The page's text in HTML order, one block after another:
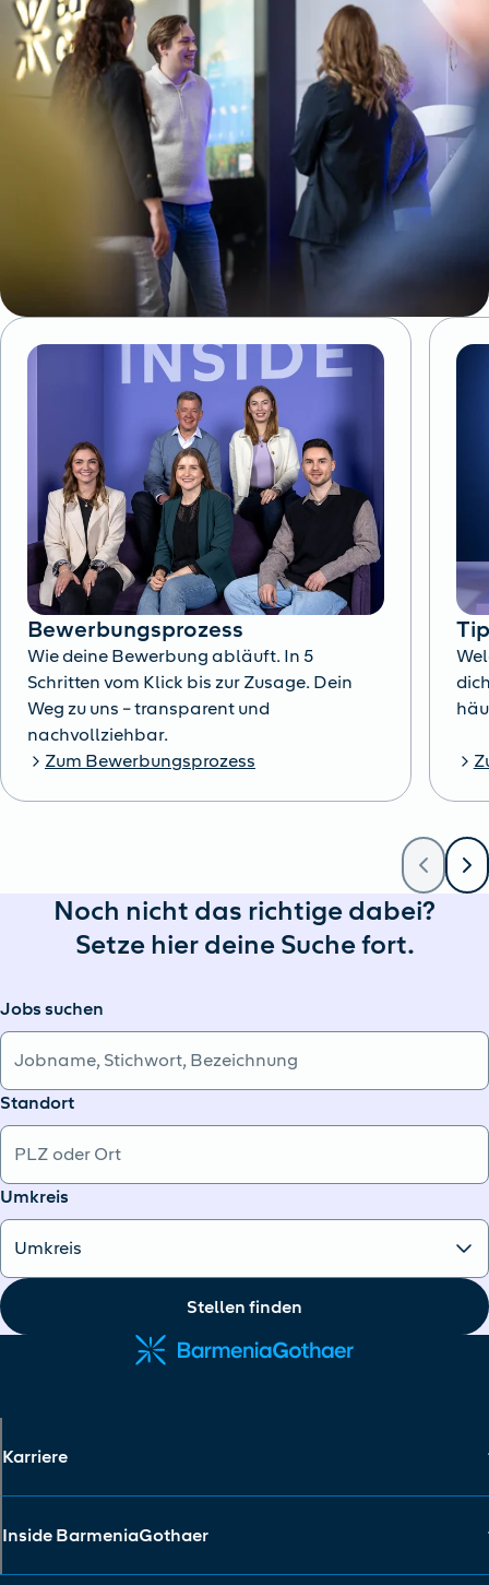
Bewerbungsprozess
Wie deine Bewerbung abläuft. In 5
Schritten vom Klick bis zur Zusage. Dein
Weg zu uns – transparent und
nachvollziehbar.
Zum Bewerbungsprozess
Noch nicht das richtige dabei?
Setze hier deine Suche fort.
Jobs suchen
Standort
Umkreis
Stellen finden
Karriere
Inside BarmeniaGothaer